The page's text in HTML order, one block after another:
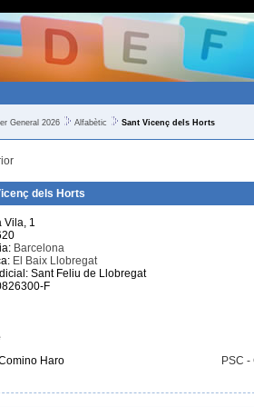
General 2026 Alfabètic Sant Vicenç dels Horts
dels Horts
Vila, 1
Barcelona
El Baix Llobregat
Sant Feliu de Llobregat
F
Haro
PSC -